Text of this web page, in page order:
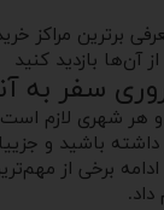
برترین مراکز
از آن‌ها بازدید کنید
سفر به
هر شهری لازم
داشته باشید و
برخی از
داد.